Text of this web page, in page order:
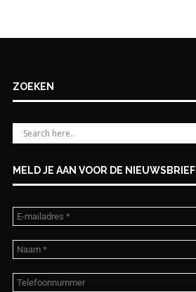
ZOEKEN
MELD JE AAN VOOR DE NIEUWSBRIEF